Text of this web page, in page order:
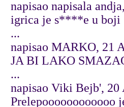
napisao napisala
igrica je s****e u boji
...
napisao MARKO, 21
JA BI LAKO
...
napisao Viki Bejb', 20
Prelepoooooooooooo